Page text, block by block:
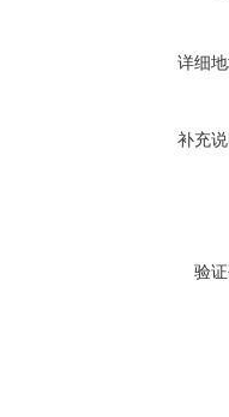
详细地
补充说
验证